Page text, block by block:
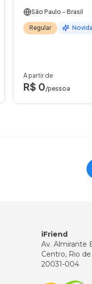
São Paulo - Brasil
Regular
A partir de
R$ 0/pessoa
iFriend
Av. Almirante
Centro, Rio
20031-004